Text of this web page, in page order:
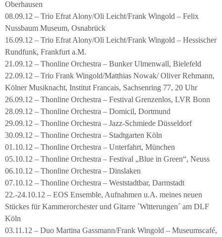
Oberhausen
08.09.12 – Trio Efrat Alony/Oli Leicht/Frank Wingold – Felix
Nussbaum Museum, Osnabrück
16.09.12 – Trio Efrat Alony/Oli Leicht/Frank Wingold – Hessischer
Rundfunk, Frankfurt a.M.
21.09.12 – Thonline Orchestra – Bunker Ulmenwall, Bielefeld
22.09.12 – Trio Frank Wingold/Matthias Nowak/ Oliver Rehmann,
Kölner Musiknacht, Institut Francais, Sachsenring 77, 20 Uhr
26.09.12 – Thonline Orchestra – Festival Grenzenlos, LVR Bonn
28.09.12 – Thonline Orchestra – Domicil, Dortmund
29.09.12 – Thonline Orchestra – Jazz-Schmiede Düsseldorf
30.09.12 – Thonline Orchestra – Stadtgarten Köln
01.10.12 – Thonline Orchestra – Unterfahrt, München
05.10.12 – Thonline Orchestra – Festival „Blue in Green“, Neuss
06.10.12 – Thonline Orchestra – Dinslaken
07.10.12 – Thonline Orchestra – Weststadtbar, Darmstadt
22.-24.10.12 – EOS Ensemble, Aufnahmen u.A. meines neuen
Stückes für Kammerorchester und Gitarre `Witterungen´ am DLF
Köln
03.11.12 – Duo Martina Gassmann/Frank Wingold – Museumscafé,